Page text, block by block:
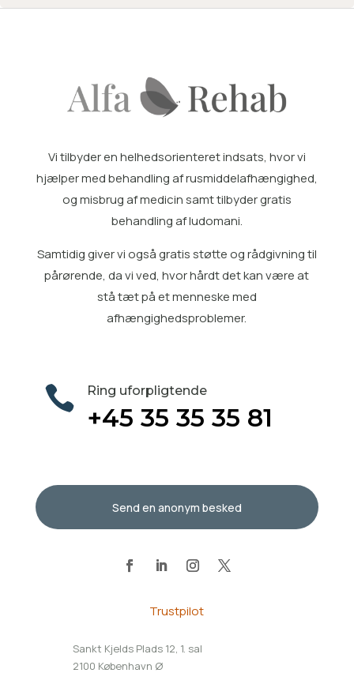
Vi tilbyder en helhedsorienteret indsats, hvor vi
hjælper medbehandling af rusmiddelafhængighed,
og misbrug af medicin samt tilbyder gratis
behandling af ludomani.
Samtidig giver vi også gratisstøtte og rådgivning til
pårørende, da vi ved, hvor hårdt det kan være at
stå tæt på et menneske med
afhængighedsproblemer.
 Ring uforpligtende
+45 35 35 35 81
Send en anonym besked
Trustpilot
Sankt Kjelds Plads 12, 1. sal
2100 København Ø